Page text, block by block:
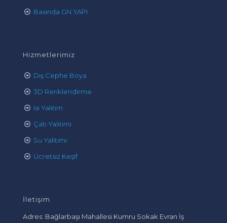
Basında GN YAPI
Hizmetlerimiz
Dış Cephe Boya
3D Renklendirme
Isı Yalıtım
Çatı Yalıtımı
Su Yalıtımı
Ücretsiz Keşif
İletişim
Adres: Bağlarbaşı Mahallesi Kumru Sokak Evran İş